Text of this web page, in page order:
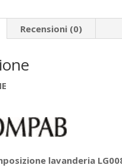
Recensioni (0)
lavanderia